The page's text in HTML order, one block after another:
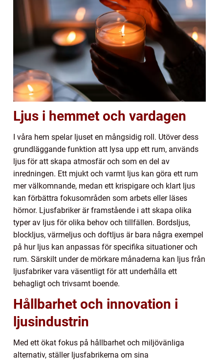
Ljus i hemmet och vardagen
I våra hem spelar ljuset en mångsidig roll. Utöver dess
grundläggande funktion att lysa upp ett rum, används
ljus för att skapa atmosfär och som en del av
inredningen. Ett mjukt och varmt ljus kan göra ett rum
mer välkomnande, medan ett krispigare och klart ljus
kan förbättra fokusområden som arbets eller läses
hörnor. Ljusfabriker är framstående i att skapa olika
typer av ljus för olika behov och tillfällen. Bordsljus,
blockljus, värmeljus och doftljus är bara några exempel
på hur ljus kan anpassas för specifika situationer och
rum. Särskilt under de mörkare månaderna kan ljus från
ljusfabriker vara väsentligt för att underhålla ett
behagligt och trivsamt boende.
Hållbarhet och innovation i
ljusindustrin
Med ett ökat fokus på hållbarhet och miljövänliga
alternativ, ställer ljusfabrikerna om sina